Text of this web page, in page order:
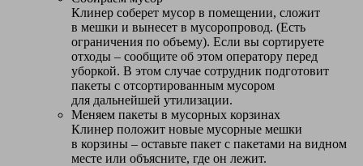
Клинер соберет мусор в помещении, сложит
в мешки и вынесет в мусоропровод. (Есть
ограничения по объему). Если вы сортируете
отходы – сообщите об этом оператору перед
уборкой. В этом случае сотрудник подготовит
пакеты с отсортированным мусором
для дальнейшей утилизации.
Меняем пакеты в мусорных корзинах
Клинер положит новые мусорные мешки
в корзины – оставьте пакет с пакетами на видном
месте или объясните, где он лежит.